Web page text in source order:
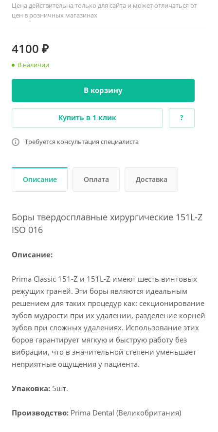
Цена действительна только для сайта и может отличаться от
цен в розничных магазинах
4100 ₽
В наличии
В корзину
Купить в 1 клик ?
Требуется консультация специалиста
Описание Оплата Доставка
Боры твердосплавные хирургические 151L-Z
ISO 016
Описание:
Prima Classic 151-Z и 151L-Z имеют шесть винтовых
режущих граней. Эти боры являются идеальным
решением для таких процедур как: секционирование
зубов мудрости при их удалении, разделение корней
зубов при сложных удалениях. Использование этих
боров гарантирует мягкую и быструю работу без
вибрации, что в значительной степени уменьшает
неприятные ощущения у пациента.
Упаковка: 5шт.
Производство: Prima Dental (Великобритания)